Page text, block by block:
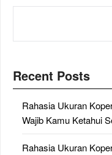
Recent Posts
Rahasia Ukuran
Wajib Kamu Ketahui
Rahasia Ukuran